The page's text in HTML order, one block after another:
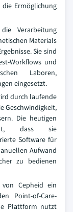
Ermöglichung
Verarbeitung
Materials
Sie sind
Workflows und
Laboren,
eingesetzt.
durch laufende
Geschwindigkeit,
Die heutigen
dass sie
Software für
Aufwand
zu bedienen
Cepheid ein
Point-of-Care-
Plattform nutzt